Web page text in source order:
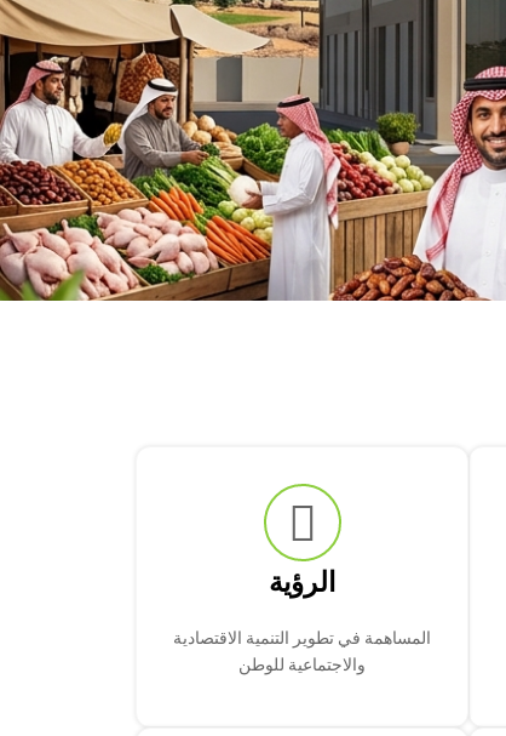
الرؤية
المساهمة في تطوير التنمية الاقتصادية
والاجتماعية للوطن